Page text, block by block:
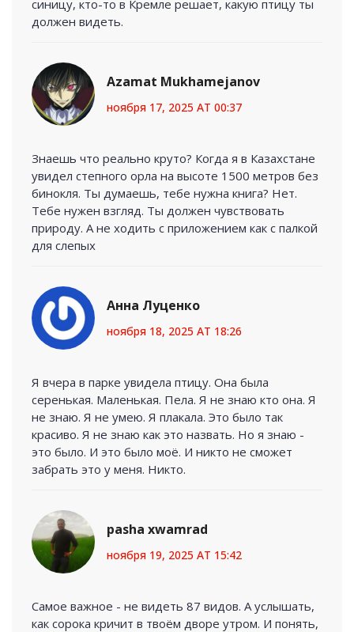
синицу, кто-то в Кремле решает, какую птицу ты
должен видеть.
Azamat Mukhamejanov
ноября 17, 2025 AT 00:37
Знаешь что реально круто? Когда я в Казахстане
увидел степного орла на высоте 1500 метров без
бинокля. Ты думаешь, тебе нужна книга? Нет.
Тебе нужен взгляд. Ты должен чувствовать
природу. А не ходить с приложением как с палкой
для слепых
Анна Луценко
ноября 18, 2025 AT 18:26
Я вчера в парке увидела птицу. Она была
серенькая. Маленькая. Пела. Я не знаю кто она. Я
не знаю. Я не умею. Я плакала. Это было так
красиво. Я не знаю как это назвать. Но я знаю -
это было. И это было моё. И никто не сможет
забрать это у меня. Никто.
pasha xwamrad
ноября 19, 2025 AT 15:42
Самое важное - не видеть 87 видов. А услышать,
как сорока кричит в твоём дворе утром. И понять,